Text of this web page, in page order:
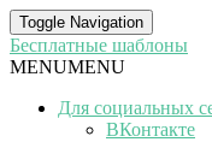
Toggle Navigation
Бесплатные шаблоны
MENUMENU
Для социальных
ВКонтакте